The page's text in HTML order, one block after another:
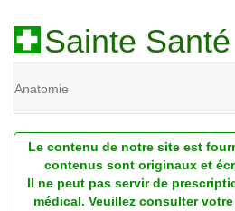
Sainte Santé
Anatomie
Diagnostic
Dossiers
Le contenu de notre site est
contenus sont originaux et
Il ne peut pas servir de
médical. Veuillez consulter